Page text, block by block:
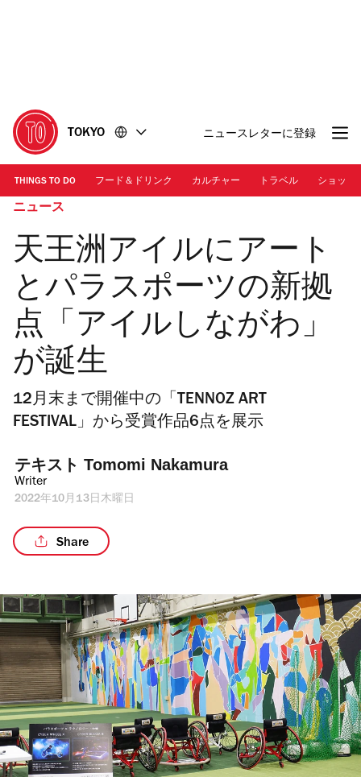
に
移
動
移
動
TOKYO ニュースレターに登録
THINGS TO DO フード＆ドリンク カルチャー トラベル ショッピ
ニュース
天王洲アイルにアート
とパラスポーツの新拠
点「アイルしながわ」
が誕生
12月末まで開催中の「TENNOZ ART
FESTIVAL」から受賞作品6点を展示
テキスト Tomomi Nakamura
Writer
2022年10月13日木曜日
Share